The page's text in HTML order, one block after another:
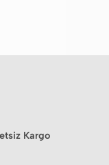
Kargo